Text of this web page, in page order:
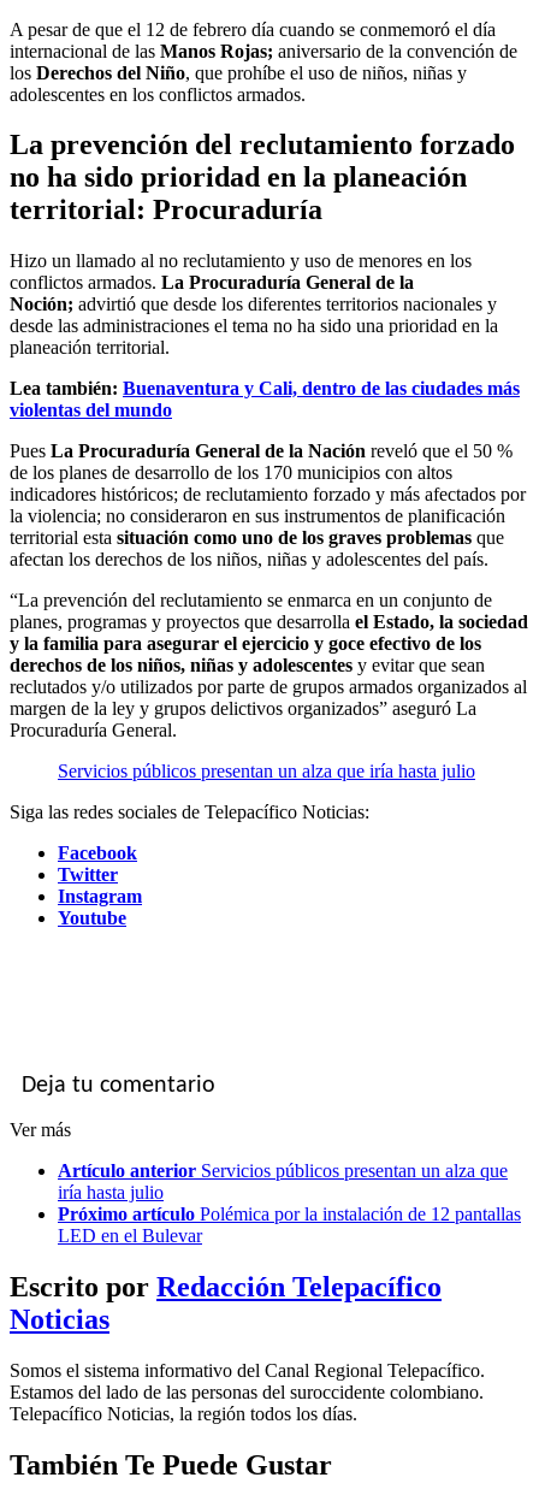
A pesar de que el 12 de febrero día cuando se conmemoró el día
internacional de las Manos Rojas; aniversario de la convención de
los Derechos del Niño, que prohíbe el uso de niños, niñas y
adolescentes en los conflictos armados.
La prevención del reclutamiento forzado
no ha sido prioridad en la planeación
territorial: Procuraduría
Hizo un llamado al no reclutamiento y uso de menores en los
conflictos armados. La Procuraduría General de la
Noción; advirtió que desde los diferentes territorios nacionales y
desde las administraciones el tema no ha sido una prioridad en la
planeación territorial.
Lea también: Buenaventura y Cali, dentro de las ciudades más
violentas del mundo
Pues La Procuraduría General de la Nación reveló que el 50 %
de los planes de desarrollo de los 170 municipios con altos
indicadores históricos; de reclutamiento forzado y más afectados por
la violencia; no consideraron en sus instrumentos de planificación
territorial esta situación como uno de los graves problemas que
afectan los derechos de los niños, niñas y adolescentes del país.
“La prevención del reclutamiento se enmarca en un conjunto de
planes, programas y proyectos que desarrolla el Estado, la sociedad
y la familia para asegurar el ejercicio y goce efectivo de los
derechos de los niños, niñas y adolescentes y evitar que sean
reclutados y/o utilizados por parte de grupos armados organizados al
margen de la ley y grupos delictivos organizados” aseguró La
Procuraduría General.
Servicios públicos presentan un alza que iría hasta julio
Siga las redes sociales de Telepacífico Noticias:
Facebook
Twitter
Instagram
Youtube
Deja tu comentario
Ver más
Artículo anterior Servicios públicos presentan un alza que
iría hasta julio
Próximo artículo Polémica por la instalación de 12 pantallas
LED en el Bulevar
Escrito por Redacción Telepacífico
Noticias
Somos el sistema informativo del Canal Regional Telepacífico.
Estamos del lado de las personas del suroccidente colombiano.
Telepacífico Noticias, la región todos los días.
También Te Puede Gustar